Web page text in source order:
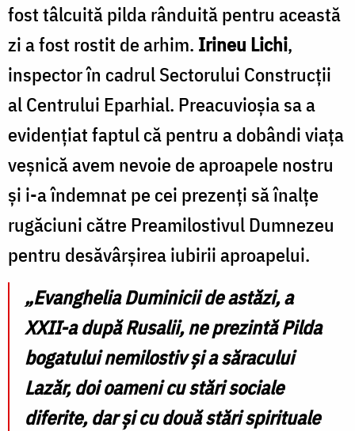
fost tâlcuită pilda rânduită pentru această
zi a fost rostit de arhim. Irineu Lichi,
inspector în cadrul Sectorului Construcții
al Centrului Eparhial. Preacuvioșia sa a
evidențiat faptul că pentru a dobândi viața
veșnică avem nevoie de aproapele nostru
și i-a îndemnat pe cei prezenți să înalțe
rugăciuni către Preamilostivul Dumnezeu
pentru desăvârșirea iubirii aproapelui.
„Evanghelia Duminicii de astăzi, a
XXII-a după Rusalii, ne prezintă Pilda
bogatului nemilostiv și a săracului
Lazăr, doi oameni cu stări sociale
diferite, dar și cu două stări spirituale